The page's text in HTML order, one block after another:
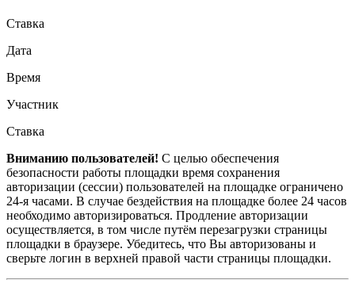
Ставка
Дата
Время
Участник
Ставка
Вниманию пользователей! С целью обеспечения
безопасности работы площадки время сохранения
авторизации (сессии) пользователей на площадке ограничено
24-я часами. В случае бездействия на площадке более 24 часов
необходимо авторизироваться. Продление авторизации
осуществляется, в том числе путём перезагрузки страницы
площадки в браузере. Убедитесь, что Вы авторизованы и
сверьте логин в верхней правой части страницы площадки.